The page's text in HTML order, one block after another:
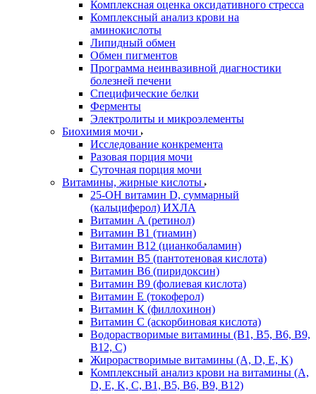
Комплексная оценка оксидативного стресса
Комплексный анализ крови на
аминокислоты
Липидный обмен
Обмен пигментов
Программа неинвазивной диагностики
болезней печени
Специфические белки
Ферменты
Электролиты и микроэлементы
Биохимия мочи
Исследование конкремента
Разовая порция мочи
Суточная порция мочи
Витамины, жирные кислоты
25-OH витамин D, суммарный
(кальциферол) ИХЛА
Витамин А (ретинол)
Витамин В1 (тиамин)
Витамин В12 (цианкобаламин)
Витамин В5 (пантотеновая кислота)
Витамин В6 (пиридоксин)
Витамин В9 (фолиевая кислота)
Витамин Е (токоферол)
Витамин К (филлохинон)
Витамин С (аскорбиновая кислота)
Водорастворимые витамины (B1, B5, B6, В9,
В12, С)
Жирорастворимые витамины (A, D, E, K)
Комплексный анализ крови на витамины (A,
D, E, K, C, B1, B5, B6, В9, B12)